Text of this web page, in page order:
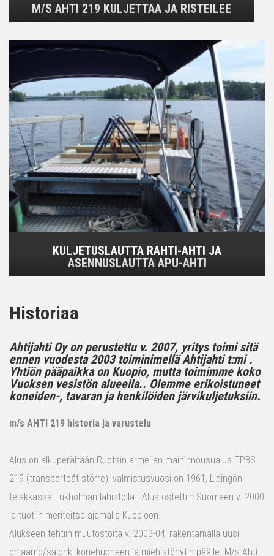
M/S AHTI 219 KULJETTAA JA RISTEILEE
KULJETUSLAUTTA RAHTI-AHTI JA
ASENNUSLAUTTA APU-AHTI
Historiaa
Ahtijahti Oy on perustettu v. 2007, yritys toimi sitä
ennen vuodesta 2003 toiminimellä Ahtijahti t:mi .
Yhtiön pääpaikka on Kuopio, mutta toimimme koko
Vuoksen vesistön alueella.. Olemme erikoistuneet
koneiden-, tavaran ja henkilöiden järvikuljetuksiin.
m/s AHTI 219 historia ja varustelu
Alus on alkuperältään Ruotsin armeijan maihinnousualus TPBS
219 (transportbåt större), valmistusvuosi on 1961, Lidingön
telakkassa Tukholman lähistöllä . Alus ostettiin Suomeen v. 2000
ja tuotiin meriteitse ajamalla Kuopioon.
Alukseen tehtiin muutostöitä v. 2003-04, rakentamalla uusi
ohjaamo/salonki konehuoneen ja miehistöhytin päälle. M/s Ahti